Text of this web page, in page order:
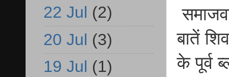
बातें
के पूर्व
22 Jul (2)
20 Jul (3)
19 Jul (1)